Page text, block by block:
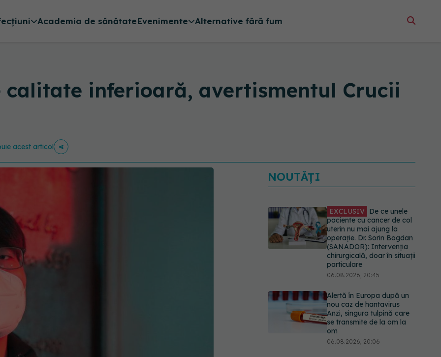
Academia de sănătateEvenimente Alternative fără fum
calitate inferioară, avertismentul Crucii
acest articol
NOUTĂȚI
EXCLUSIV De ce unele
paciente cu cancer de col
uterin nu mai ajung la
operație. Dr. Sorin Bogdan
(SANADOR): Intervenția
chirurgicală, doar în situații
particulare
06.08.2026, 20:45
Alertă în Europa după un
nou caz de hantavirus
Anzi, singura tulpină care
se transmite de la om la
om
06.08.2026, 20:06